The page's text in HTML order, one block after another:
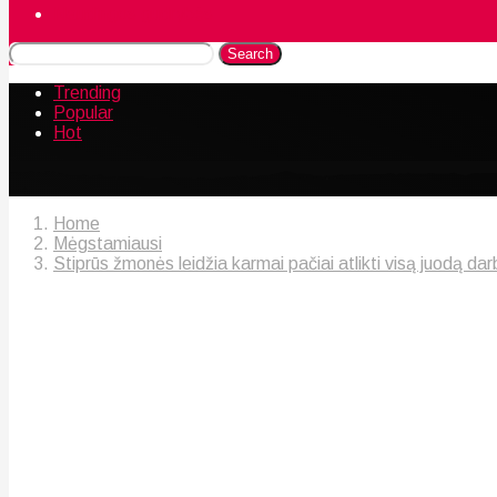
Search
Trending
Popular
Hot
Home
Mėgstamiausi
Stiprūs žmonės leidžia karmai pačiai atlikti visą juodą